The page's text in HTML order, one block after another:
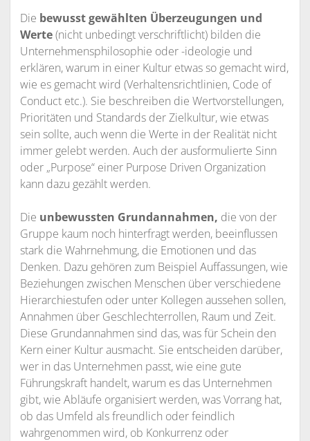
Die bewusst gewählten Überzeugungen und
Werte(nicht unbedingt verschriftlicht) bilden die
Unternehmensphilosophie oder -ideologie und
erklären, warum in einer Kultur etwas so gemacht wird,
wie es gemacht wird (Verhaltensrichtlinien, Code of
Conduct etc.). Sie beschreiben die Wertvorstellungen,
Prioritäten und Standards der Zielkultur, wie etwas
sein sollte, auch wenn die Werte in der Realität nicht
immer gelebt werden. Auch der ausformulierte Sinn
oder „Purpose“ einer Purpose Driven Organization
kann dazu gezählt werden.
Die unbewussten Grundannahmen, die von der
Gruppe kaum noch hinterfragt werden, beeinflussen
stark die Wahrnehmung, die Emotionen und das
Denken. Dazu gehören zum Beispiel Auffassungen, wie
Beziehungen zwischen Menschen über verschiedene
Hierarchiestufen oder unter Kollegen aussehen sollen,
Annahmen über Geschlechterrollen, Raum und Zeit.
Diese Grundannahmen sind das, was für Schein den
Kern einer Kultur ausmacht. Sie entscheiden darüber,
wer in das Unternehmen passt, wie eine gute
Führungskraft handelt, warum es das Unternehmen
gibt, wie Abläufe organisiert werden, was Vorrang hat,
ob das Umfeld als freundlich oder feindlich
wahrgenommen wird, ob Konkurrenz oder